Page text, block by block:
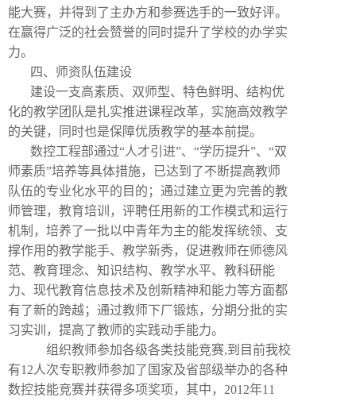
能大赛，并得到了主办方和参赛选手的一致好评。
在赢得广泛的社会赞誉的同时提升了学校的办学实
力。
四、师资队伍建设
建设一支高素质、双师型、特色鲜明、结构优
化的教学团队是扎实推进课程改革，实施高效教学
的关键，同时也是保障优质教学的基本前提。
数控工程部通过“人才引进”、“学历提升”、“双
师素质”培养等具体措施，已达到了不断提高教师
队伍的专业化水平的目的；通过建立更为完善的教
师管理，教育培训，评聘任用新的工作模式和运行
机制，培养了一批以中青年为主的能发挥统领、支
撑作用的教学能手、教学新秀，促进教师在师德风
范、教育理念、知识结构、教学水平、教科研能
力、现代教育信息技术及创新精神和能力等方面都
有了新的跨越；通过教师下厂锻炼，分期分批的实
习实训，提高了教师的实践动手能力。
组织教师参加各级各类技能竞赛,到目前我校
有12人次专职教师参加了国家及省部级举办的各种
数控技能竞赛并获得多项奖项，其中， 2012年11